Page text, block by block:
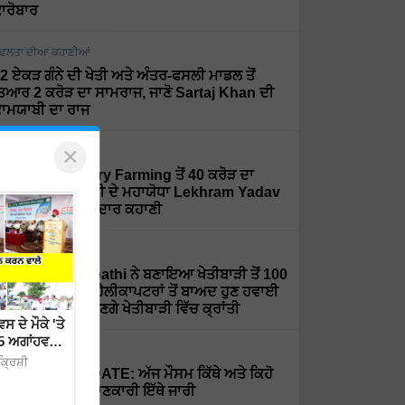
ਦੀਆ ਕਹਾਣੀਆਂ
ਏਕੜ ਗੰਨੇ ਦੀ ਖੇਤੀ ਅਤੇ ਅੰਤਰ-ਫਸਲੀ ਮਾਡਲ ਤੋਂ
2 ਕਰੋੜ ਦਾ ਸਾਮਰਾਜ, ਜਾਣੋ Sartaj Khan ਦੀ
ਦਾ ਰਾਜ
ਦੀਆ ਕਹਾਣੀਆਂ
Organic ਅਤੇ Dairy Farming ਤੋਂ 40 ਕਰੋੜ ਦਾ
ਦੇਖੋ ਮਿੱਟੀ ਦੇ ਮਹਾਯੋਧਾ Lekhram Yadav
ਸਫਲਤਾ ਦੀ ਸ਼ਾਨਦਾਰ ਕਹਾਣੀ
ਦੀਆ ਕਹਾਣੀਆਂ
Rajaram Tripathi ਨੇ ਬਣਾਇਆ ਖੇਤੀਬਾੜੀ ਤੋਂ 100
ਦਾ ਕਾਰੋਬਾਰ, ਹੈਲੀਕਾਪਟਰਾਂ ਤੋਂ ਬਾਅਦ ਹੁਣ ਹਵਾਈ
ਨਾਲ ਲਿਆਉਣਗੇ ਖੇਤੀਬਾੜੀ ਵਿੱਚ ਕ੍ਰਾਂਤੀ
WEATHER UPDATE: ਅੱਜ ਮੌਸਮ ਕਿੱਥੇ ਅਤੇ ਕਿਹੋ
ਜਿਹਾ ਰਹੇਗਾ, ਪੂਰੀ ਜਾਣਕਾਰੀ ਇੱਥੇ ਜਾਰੀ
×
ਦੇ ਮੌਕੇ 'ਤੇ
ਅਗਾਂਹਵਧੂ